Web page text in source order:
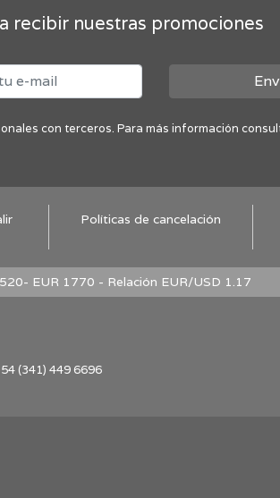
recibir nuestras promociones
con terceros. Para más información
Políticas de cancelación
EUR 1770 - Relación EUR/USD 1.17
(341) 449 6696